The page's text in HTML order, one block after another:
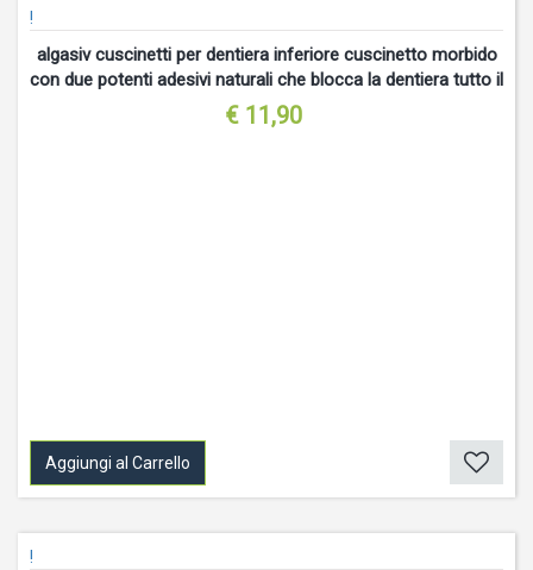
!
algasiv cuscinetti per dentiera inferiore cuscinetto morbido
con due potenti adesivi naturali che blocca la dentiera tutto il
giorno, protegge le gengive
€ 11,90
Aggiungi al Carrello
!